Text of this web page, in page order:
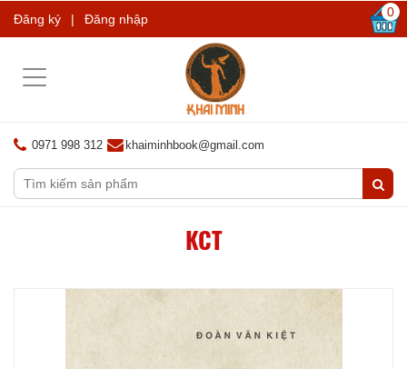
Đăng ký | Đăng nhập 0
Toggle
0971 998 312 khaiminhbook@gmail.com
KCT